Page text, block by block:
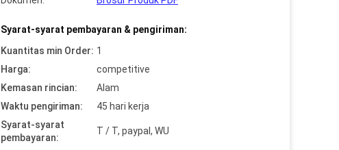
Syarat-syarat pembayaran & pengiriman:
Kuantitas min Order: 1
Harga:
competitive
Kemasan rincian:
Alam
Waktu pengiriman:
45 hari kerja
Syarat-syarat
pembayaran:
T / T, paypal, WU